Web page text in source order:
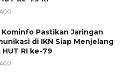
Pastikan Jaringan
di IKN Siap Menjelang
HUT RI ke-79